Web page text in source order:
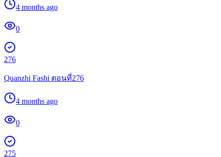
4 months ago
0
276
Quanzhi Fashi ตอนที่276
4 months ago
0
275